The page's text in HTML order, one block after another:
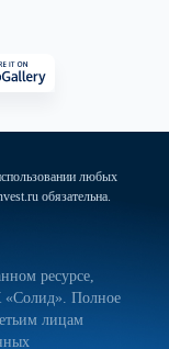
любых
обязательна.
ресурсе,
«Солид». Полное
лицам